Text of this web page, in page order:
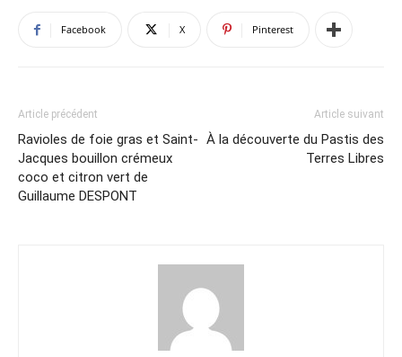
Facebook X Pinterest
Article précédent
Ravioles de foie gras et Saint-
Jacques bouillon crémeux
coco et citron vert de
Guillaume DESPONT
Article suivant
À la découverte du Pastis des
Terres Libres